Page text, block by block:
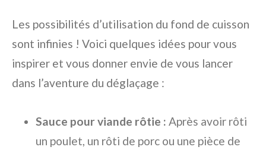
Les possibilités d’utilisation du fond de cuisson
sont infinies ! Voici quelques idées pour vous
inspirer et vous donner envie de vous lancer
dans l’aventure du déglaçage :
Sauce pour viande rôtie : Après avoir rôti
un poulet, un rôti de porc ou une pièce de